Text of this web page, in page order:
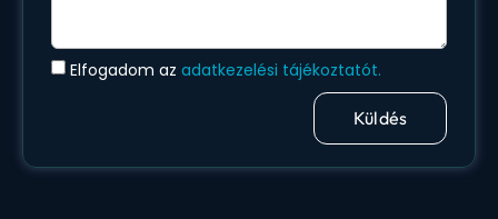
Elfogadom az adatkezelési tájékoztatót.
Küldés